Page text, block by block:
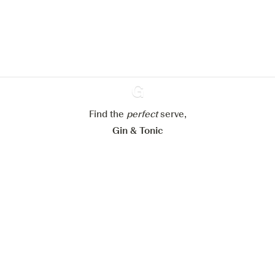
Ginventory
Find the perfectserve,
Gin & Tonic
Paramétrer mes cookies
Refuser tout Accepter tout